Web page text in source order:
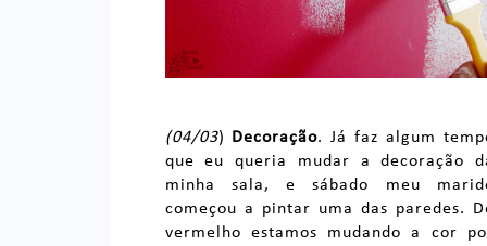
(04/03) Decoração. Já faz algum
que eu queria mudar a decoração
minha sala, e sábado meu
começou a pintar uma das paredes.
vermelho estamos mudando a cor